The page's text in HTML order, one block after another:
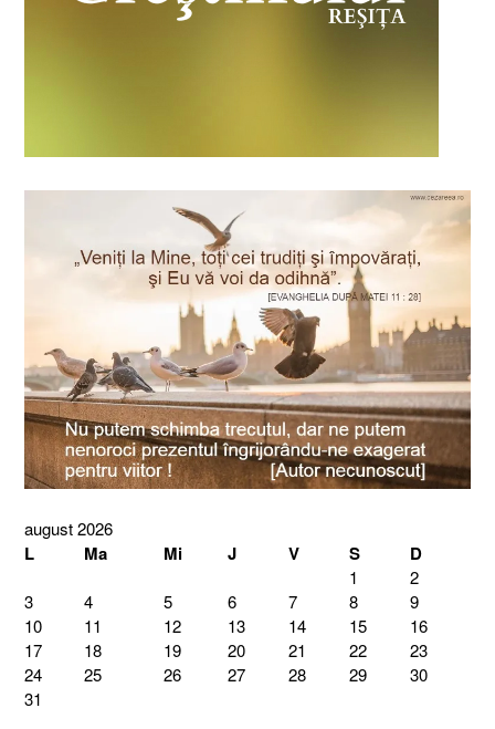
august 2026
L Ma Mi J V S D
1
2
3
4 5 6 7 8
9
10
11 12 13 14 15
16
17
18 19 20 21 22
23
24
25 26 27 28 29
30
31